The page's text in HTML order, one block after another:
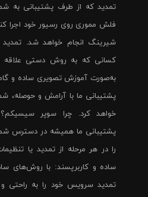
تمدید که از طرف پشتیبانی به
فلش مموری روی رسیور خود اجرا
شیرینگ انجام خواهد شد. تمدید
کسانی که به روش دستی علاقه
به‌صورت آموزش تصویری ساده و
پشتیبانی ما با آرامش و حوصله،
خواهد کرد. چرا سوپر
پشتیبانی ما همیشه در دسترس
را در هر مرحله از تمدید یا
ساده و کاربرپسند: با روش‌های
تمدید سرویس خود را به راحتی